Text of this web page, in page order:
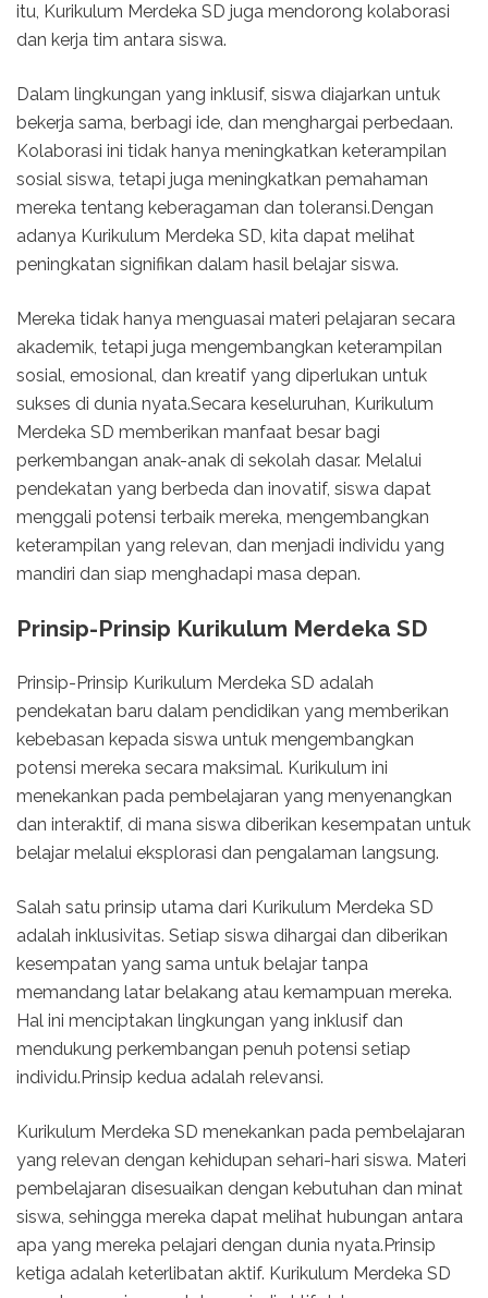
itu, Kurikulum Merdeka SD juga mendorong kolaborasi
dan kerja tim antara siswa.
Dalam lingkungan yang inklusif, siswa diajarkan untuk
bekerja sama, berbagi ide, dan menghargai perbedaan.
Kolaborasi ini tidak hanya meningkatkan keterampilan
sosial siswa, tetapi juga meningkatkan pemahaman
mereka tentang keberagaman dan toleransi.Dengan
adanya Kurikulum Merdeka SD, kita dapat melihat
peningkatan signifikan dalam hasil belajar siswa.
Mereka tidak hanya menguasai materi pelajaran secara
akademik, tetapi juga mengembangkan keterampilan
sosial, emosional, dan kreatif yang diperlukan untuk
sukses di dunia nyata.Secara keseluruhan, Kurikulum
Merdeka SD memberikan manfaat besar bagi
perkembangan anak-anak di sekolah dasar. Melalui
pendekatan yang berbeda dan inovatif, siswa dapat
menggali potensi terbaik mereka, mengembangkan
keterampilan yang relevan, dan menjadi individu yang
mandiri dan siap menghadapi masa depan.
Prinsip-Prinsip Kurikulum Merdeka SD
Prinsip-Prinsip Kurikulum Merdeka SD adalah
pendekatan baru dalam pendidikan yang memberikan
kebebasan kepada siswa untuk mengembangkan
potensi mereka secara maksimal. Kurikulum ini
menekankan pada pembelajaran yang menyenangkan
dan interaktif, di mana siswa diberikan kesempatan untuk
belajar melalui eksplorasi dan pengalaman langsung.
Salah satu prinsip utama dari Kurikulum Merdeka SD
adalah inklusivitas. Setiap siswa dihargai dan diberikan
kesempatan yang sama untuk belajar tanpa
memandang latar belakang atau kemampuan mereka.
Hal ini menciptakan lingkungan yang inklusif dan
mendukung perkembangan penuh potensi setiap
individu.Prinsip kedua adalah relevansi.
Kurikulum Merdeka SD menekankan pada pembelajaran
yang relevan dengan kehidupan sehari-hari siswa. Materi
pembelajaran disesuaikan dengan kebutuhan dan minat
siswa, sehingga mereka dapat melihat hubungan antara
apa yang mereka pelajari dengan dunia nyata.Prinsip
ketiga adalah keterlibatan aktif. Kurikulum Merdeka SD